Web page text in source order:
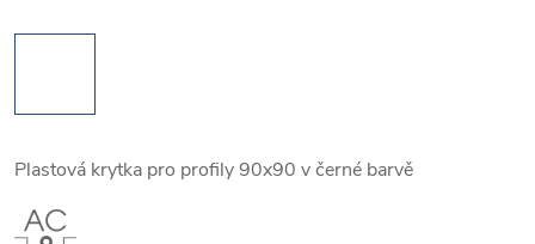
Plastová krytka pro profily 90x90 v černé barvě